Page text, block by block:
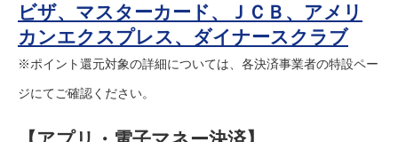
ビザ、マスターカード、ＪＣＢ、アメリ
カンエクスプレス、ダイナースクラブ
※ポイント還元対象の詳細については、各決済事業者の特設ペー
ジにてご確認ください。